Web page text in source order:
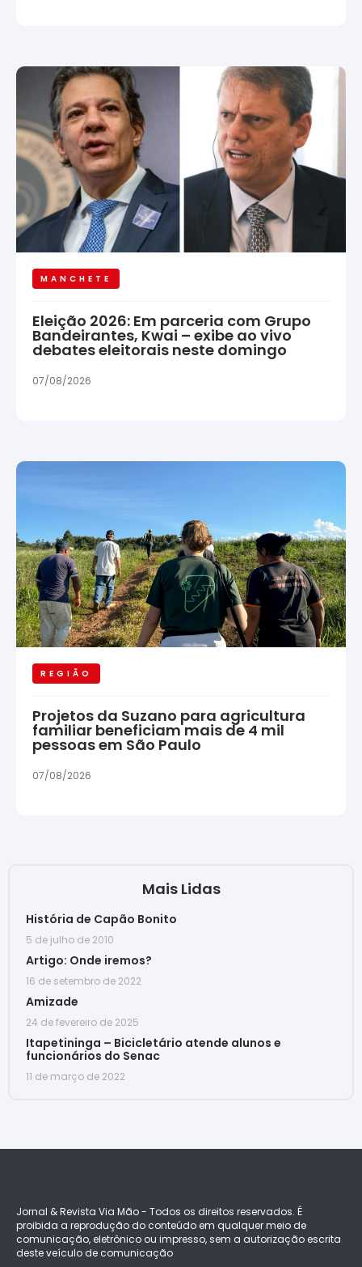
MANCHETE
Eleição 2026: Em parceria com Grupo
Bandeirantes, Kwai – exibe ao vivo
debates eleitorais neste domingo
07/08/2026
REGIÃO
Projetos da Suzano para agricultura
familiar beneficiam mais de 4 mil
pessoas em São Paulo
07/08/2026
Mais Lidas
História de Capão Bonito
5 de julho de 2010
Artigo: Onde iremos?
16 de setembro de 2022
Amizade
24 de fevereiro de 2025
Itapetininga – Bicicletário atende alunos e
funcionários do Senac
11 de março de 2022
Jornal & Revista Via Mão - Todos os direitos reservados. É
proibida a reprodução do conteúdo em qualquer meio de
comunicação, eletrônico ou impresso, sem a autorização escrita
deste veículo de comunicação